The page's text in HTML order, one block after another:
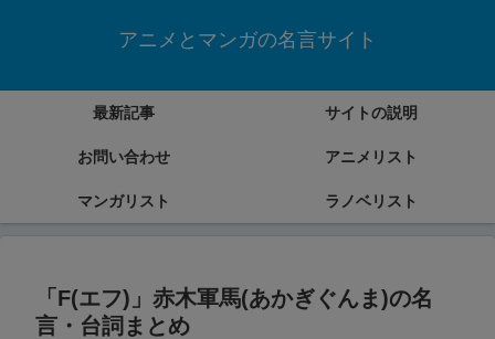
アニメとマンガの名言サイト
最新記事 サイトの説明
お問い合わせ アニメリスト
マンガリスト ラノベリスト
「F(エフ)」赤木軍馬(あかぎぐんま)の名
言・台詞まとめ